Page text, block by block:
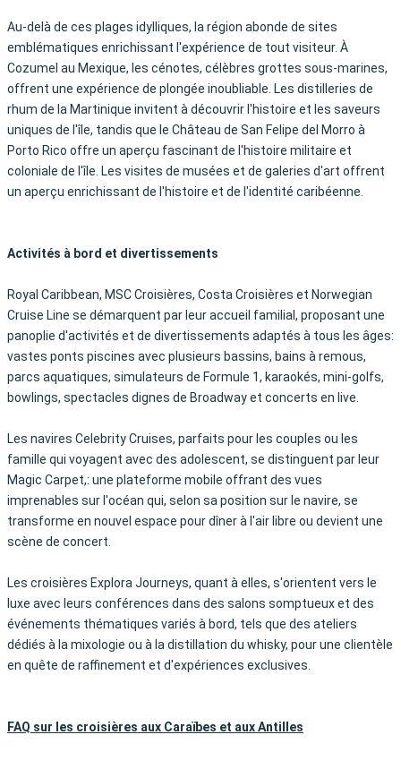
Au-delà de ces plages idylliques, la région abonde de sites
emblématiques enrichissant l'expérience de tout visiteur. À
Cozumel au Mexique, les cénotes, célèbres grottes sous-marines,
offrent une expérience de plongée inoubliable. Les distilleries de
rhum de la Martinique invitent à découvrir l'histoire et les saveurs
uniques de l'île, tandis que le Château de San Felipe del Morro à
Porto Rico offre un aperçu fascinant de l'histoire militaire et
coloniale de l'île. Les visites de musées et de galeries d'art offrent
un aperçu enrichissant de l'histoire et de l'identité caribéenne.
Activités à bord et divertissements
Royal Caribbean, MSC Croisières, Costa Croisières et Norwegian
Cruise Line se démarquent par leur accueil familial, proposant une
panoplie d'activités et de divertissements adaptés à tous les âges:
vastes ponts piscines avec plusieurs bassins, bains à remous,
parcs aquatiques, simulateurs de Formule 1, karaokés, mini-golfs,
bowlings, spectacles dignes de Broadway et concerts en live.
Les navires Celebrity Cruises, parfaits pour les couples ou les
famille qui voyagent avec des adolescent, se distinguent par leur
Magic Carpet,: une plateforme mobile offrant des vues
imprenables sur l'océan qui, selon sa position sur le navire, se
transforme en nouvel espace pour dîner à l'air libre ou devient une
scène de concert.
Les croisières Explora Journeys, quant à elles, s'orientent vers le
luxe avec leurs conférences dans des salons somptueux et des
événements thématiques variés à bord, tels que des ateliers
dédiés à la mixologie ou à la distillation du whisky, pour une clientèle
en quête de raffinement et d'expériences exclusives.
FAQ sur les croisières aux Caraïbes et aux Antilles